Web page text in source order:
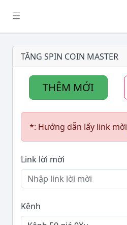
TĂNG SPIN COIN MASTER
THÊM MỚI
*: Hướng dẫn lấy link mời
Link lời mời
Kênh